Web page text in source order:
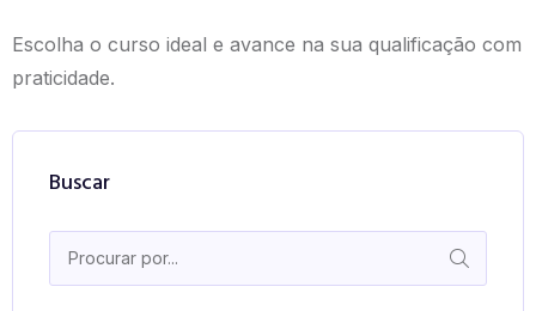
Buscar
Escolha o curso ideal e avance na sua qualificação com
praticidade.